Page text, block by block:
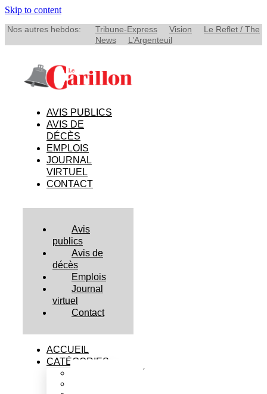
Skip to content
Nos autres hebdos: Tribune-Express Vision
Le Reflet / The
News
L’Argenteuil
AVIS PUBLICS
AVIS DE
DÉCÈS
EMPLOIS
JOURNAL
VIRTUEL
CONTACT
Avis
publics
Avis de
décès
Emplois
Journal
virtuel
Contact
ACCUEIL
CATÉGORIES